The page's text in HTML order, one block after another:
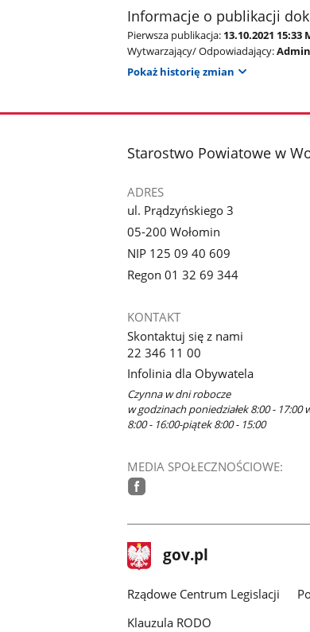
Informacje o publikacji
Pierwsza publikacja: 13.10.2021 15:33
Wytwarzający/ Odpowiadający:
Pokaż historię zmian
stopka
Starostwo Powiatowe w
ADRES
ul. Prądzyńskiego 3
05-200 Wołomin
NIP 125 09 40 609
Regon 01 32 69 344
KONTAKT
Skontaktuj się z nami
22 346 11 00
Infolinia dla Obywatela
Czynna w dni robocze
w godzinach poniedziałek 8:00 - 17:00
8:00 - 16:00-piątek 8:00 - 15:00
MEDIA SPOŁECZNOŚCIOWE:
stopka
gov.pl Strona
gov.pl
Rządowe Centrum Legislacji
Klauzula RODO